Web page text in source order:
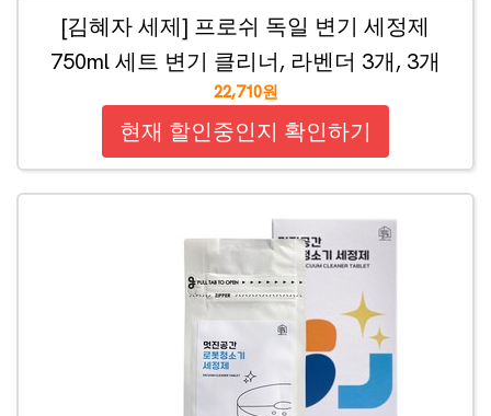
[김혜자 세제] 프로쉬 독일 변기 세정제
750ml 세트 변기 클리너, 라벤더 3개, 3개
22,710원
현재 할인중인지 확인하기